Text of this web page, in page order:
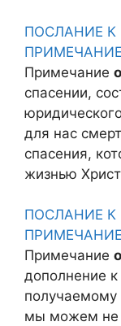
ПОСЛАНИЕ К
Примечание
спасении,
для нас
спасения,
жизнью
ПОСЛАНИЕ К
ПРИМЕЧАНИЕ
Примечание
дополнение
получаемому
мы можем не